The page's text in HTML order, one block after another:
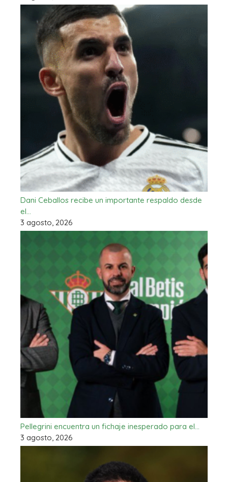
Dani Ceballos recibe un importante respaldo desde
el…
3 agosto, 2026
Pellegrini encuentra un fichaje inesperado para el…
3 agosto, 2026